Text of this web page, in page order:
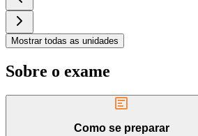
Mostrar todas as unidades
Sobre o exame
Como se preparar